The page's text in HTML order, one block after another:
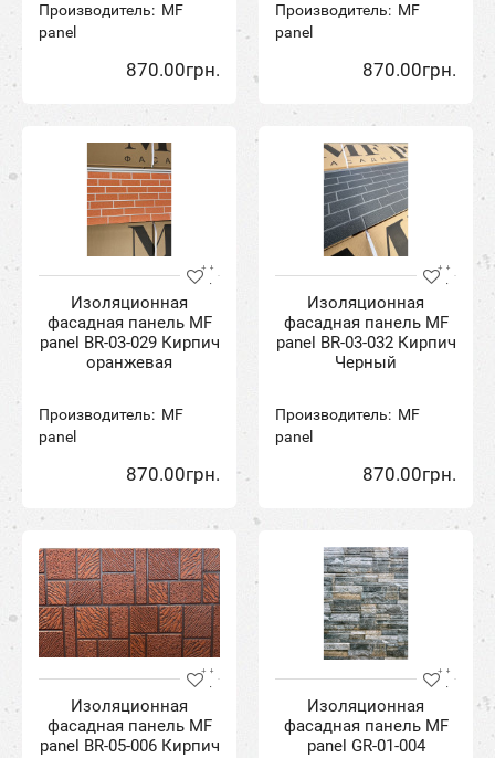
Производитель: MF
panel
870.00грн.
Производитель: MF
panel
870.00грн.
Изоляционная
фасадная панель MF
panel BR-03-029 Кирпич
оранжевая
Производитель: MF
panel
870.00грн.
Изоляционная
фасадная панель MF
panel BR-03-032 Кирпич
Черный
Производитель: MF
panel
870.00грн.
Изоляционная
фасадная панель MF
panel BR-05-006 Кирпич
Изоляционная
фасадная панель MF
panel GR-01-004